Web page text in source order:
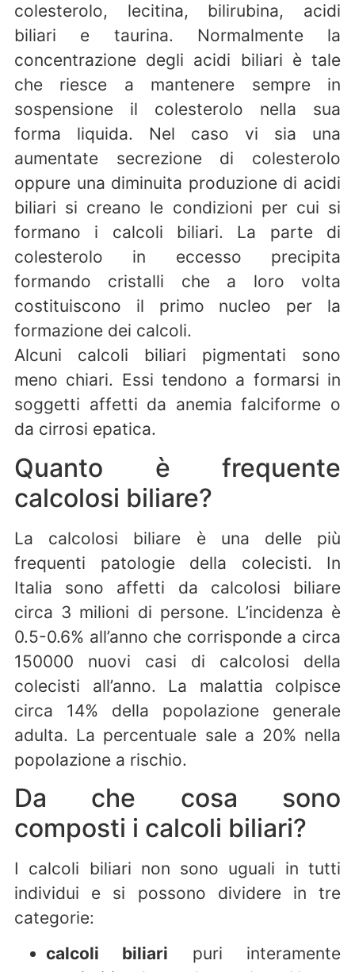
colesterolo, lecitina, bilirubina, acidi
biliari e taurina. Normalmente la
concentrazione degli acidi biliari è tale
che riesce a mantenere sempre in
sospensione il colesterolo nella sua
forma liquida. Nel caso vi sia una
aumentate secrezione di colesterolo
oppure una diminuita produzione di acidi
biliari si creano le condizioni per cui si
formano i calcoli biliari. La parte di
colesterolo in eccesso precipita
formando cristalli che a loro volta
costituiscono il primo nucleo per la
formazione dei calcoli.
Alcuni calcoli biliari pigmentati sono
meno chiari. Essi tendono a formarsi in
soggetti affetti da anemia falciforme o
da cirrosi epatica.
Quanto è frequente
calcolosi biliare?
La calcolosi biliare è una delle più
frequenti patologie della colecisti. In
Italia sono affetti da calcolosi biliare
circa 3 milioni di persone. L’incidenza è
0.5-0.6% all’anno che corrisponde a circa
150000 nuovi casi di calcolosi della
colecisti all’anno. La malattia colpisce
circa 14% della popolazione generale
adulta. La percentuale sale a 20% nella
popolazione a rischio.
Da che cosa sono
composti i calcoli biliari?
I calcoli biliari non sono uguali in tutti
individui e si possono dividere in tre
categorie:
calcoli biliari puri interamente